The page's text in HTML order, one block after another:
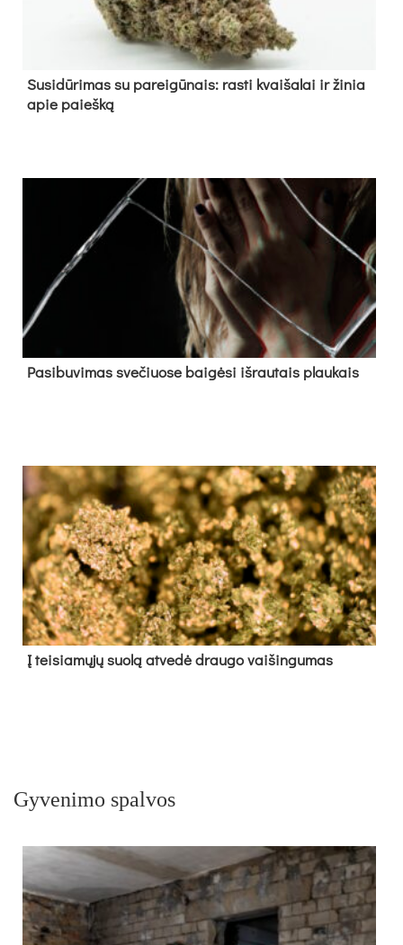
Su­si­dū­ri­mas su pa­rei­gū­nais: ras­ti kvai­ša­lai ir ži­nia
apie paieš­ką
Pa­si­bu­vi­mas sve­čiuo­se bai­gė­si iš­rau­tais plau­kais
Į tei­sia­mų­jų suo­lą at­ve­dė drau­go vai­šin­gu­mas
Gyvenimo spalvos